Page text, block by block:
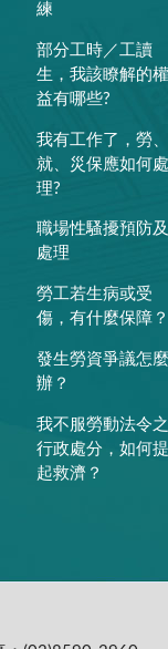
練
部分工時／工讀
生，我該瞭解的權
益有哪些?
我有工作了，勞、
就、災保應如何處
理?
職場性騷擾預防及
處理
勞工若生病或受
傷，有什麼保障？
發生勞資爭議怎麼
辦？
我不服勞動法令之
行政處分，如何提
起救濟？